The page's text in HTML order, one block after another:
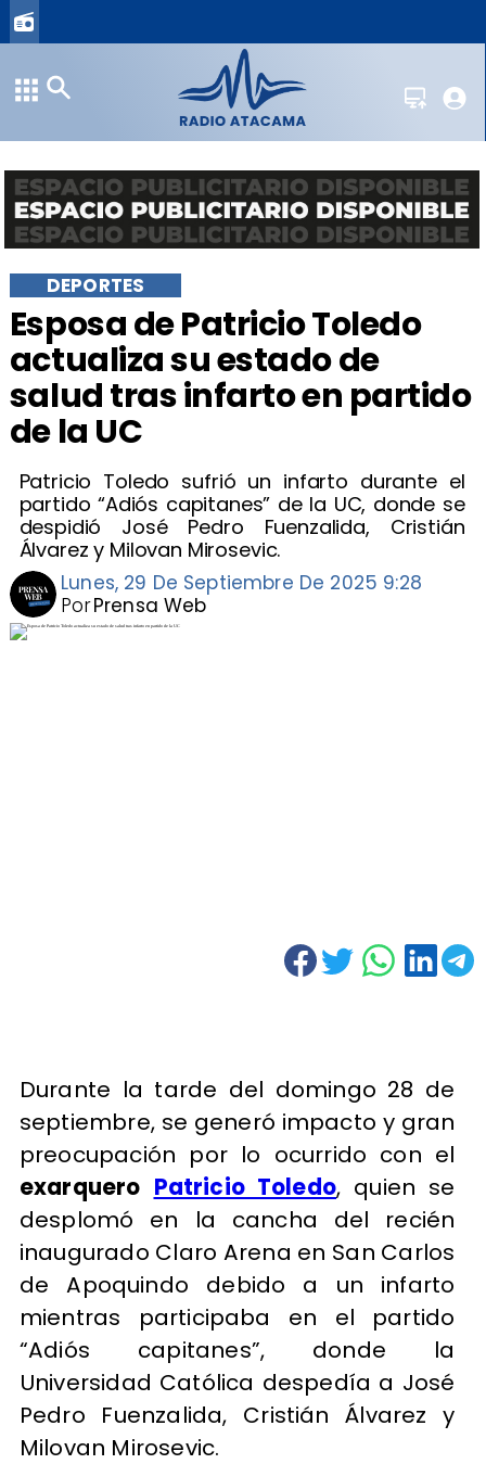
Esposa de Patricio Toledo
actualiza su estado de
salud tras infarto en partido
de la UC
Patricio Toledo sufrió un infarto durante el
partido “Adiós capitanes” de la UC, donde se
despidió José Pedro Fuenzalida, Cristián
Álvarez y Milovan Mirosevic.
DEPORTES
Lunes, 29 De Septiembre De 2025 9:28
Prensa Web
Por
Durante la tarde del domingo 28 de
septiembre, se generó impacto y gran
preocupación por lo ocurrido con el
exarquero Patricio Toledo, quien se
desplomó en la cancha del recién
inaugurado Claro Arena en San Carlos
de Apoquindo debido a un infarto
mientras participaba en el partido
“Adiós capitanes”, donde la
Universidad Católica despedía a José
Pedro Fuenzalida, Cristián Álvarez y
Milovan Mirosevic.